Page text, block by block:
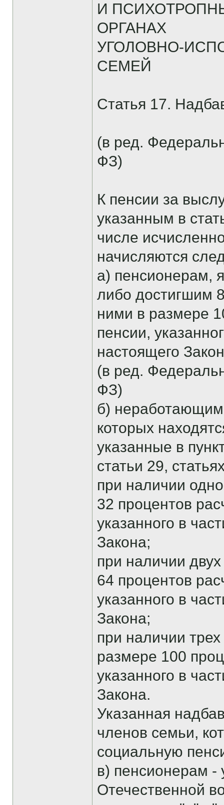
И
ОРГАНАХ
УГОЛОВНО-
СЕМЕЙ
Статья 17.
(в ред.
ФЗ)
К пенсии за
указанным в
числе
начисляются
а) пенсионерам,
либо достигшим
ними в размере
пенсии,
настоящего
(в ред.
ФЗ)
б)
которых
указанные в
статьи 29,
при наличии
32 процентов
указанного в
Закона;
при наличии
64 процентов
указанного в
Закона;
при наличии
размере 100
указанного в
Закона.
Указанная
членов семьи,
социальную
в) пенсионерам -
Отечественной